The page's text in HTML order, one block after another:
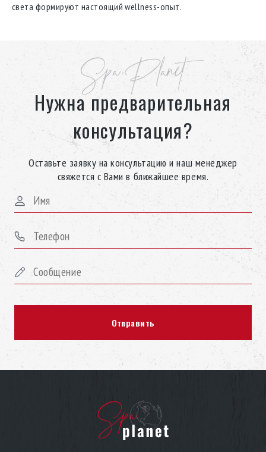
света формируют настоящий wellness-опыт.
Spa Planet
Нужна предварительная
консультация?
Оставьте заявку на консультацию и наш менеджер
свяжется с Вами в ближайшее время.